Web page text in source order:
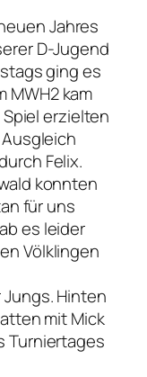
Jahres
D-Jugend
ging es
MWH2 kam
erzielten
Felix.
konnten
für uns
es leider
Völklingen
Hinten
mit Mick
Turniertages